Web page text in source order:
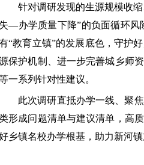
针对调研发现的生源规模收
失—办学质量下降”的负面循环风
“教育立镇”的发展底色，守护
保护机制、进一步完善城乡师
一系列针对性建议。
此次调研直抵办学一线、聚
形成问题清单与建议清单，高
乡镇名校办学根基，助力新河镇